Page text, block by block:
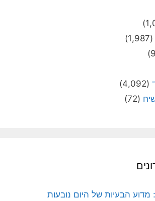
(1,987)
(4,092)
(72)
מדוע הבעיות של היום נובעות